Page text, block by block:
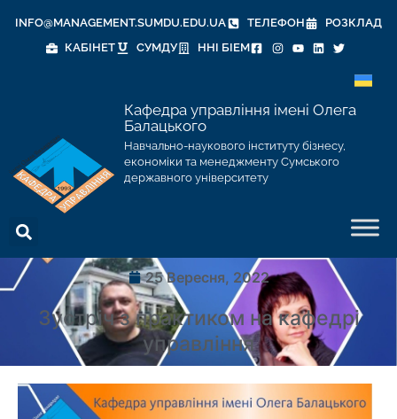
INFO@MANAGEMENT.SUMDU.EDU.UA ТЕЛЕФОН
РОЗКЛАД
КАБІНЕТ
СУМДУ ННІ БІЕМ
Кафедра управління імені Олега
Балацького
Навчально-наукового інституту бізнесу,
економіки та менеджменту Сумського
державного університету
25 Вересня, 2022
Зустріч з практиком на кафедрі
управління